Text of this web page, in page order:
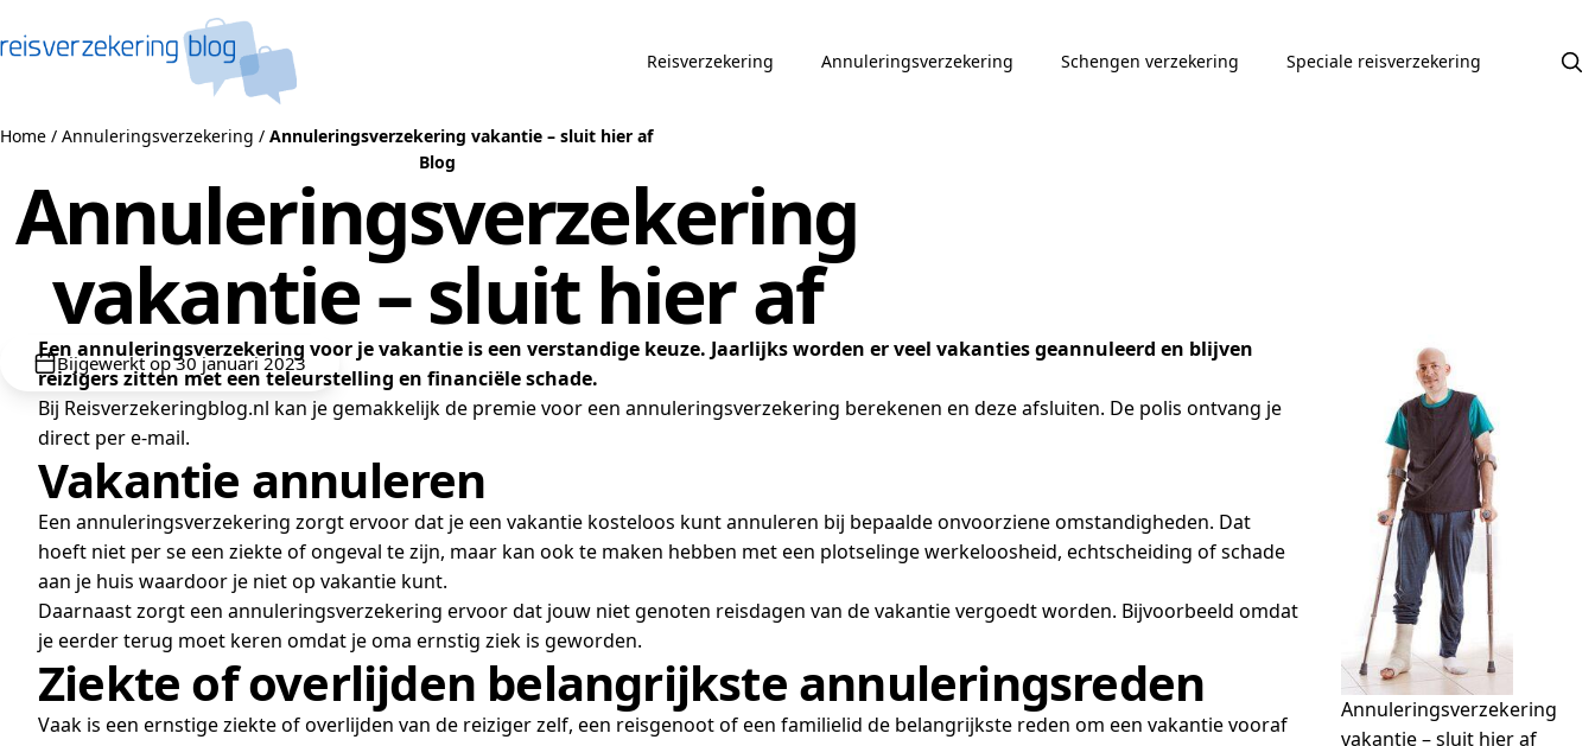
Reisverzekering Annuleringsverzekering Schengen verzekering Speciale reisverzekering
Home / Annuleringsverzekering / Annuleringsverzekering vakantie – sluit hier af
Blog
Annuleringsverzekering
vakantie – sluit hier af
Bijgewerkt op 30 januari 2023
Annuleringsverzekering
vakantie – sluit hier af
Een annuleringsverzekering voor je vakantie is een verstandige keuze. Jaarlijks worden er veel vakanties geannuleerd en blijven
reizigers zitten met een teleurstelling en financiële schade.
Bij Reisverzekeringblog.nl kan je gemakkelijk de premie voor een annuleringsverzekering berekenen en deze afsluiten. De polis ontvang je
direct per e-mail.
Vakantie annuleren
Een annuleringsverzekering zorgt ervoor dat je een vakantie kosteloos kunt annuleren bij bepaalde onvoorziene omstandigheden. Dat
hoeft niet per se een ziekte of ongeval te zijn, maar kan ook te maken hebben met een plotselinge werkeloosheid, echtscheiding of schade
aan je huis waardoor je niet op vakantie kunt.
Daarnaast zorgt een annuleringsverzekering ervoor dat jouw niet genoten reisdagen van de vakantie vergoedt worden. Bijvoorbeeld omdat
je eerder terug moet keren omdat je oma ernstig ziek is geworden.
Ziekte of overlijden belangrijkste annuleringsreden
Vaak is een ernstige ziekte of overlijden van de reiziger zelf, een reisgenoot of een familielid de belangrijkste reden om een vakantie vooraf